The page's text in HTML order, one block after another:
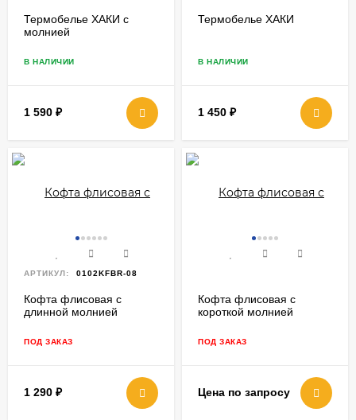
Термобелье ХАКИ с
молнией
В НАЛИЧИИ
1 590 ₽
Термобелье ХАКИ
В НАЛИЧИИ
1 450 ₽
АРТИКУЛ: 0102KFBR-08
Кофта флисовая с
длинной молнией
ПОД ЗАКАЗ
1 290 ₽
Кофта флисовая с
короткой молнией
ПОД ЗАКАЗ
Цена по запросу